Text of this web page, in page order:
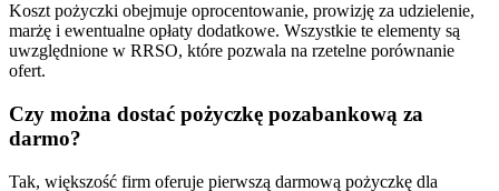
Koszt pożyczki obejmuje oprocentowanie, prowizję za udzielenie,
marżę i ewentualne opłaty dodatkowe. Wszystkie te elementy są
uwzględnione w RRSO, które pozwala na rzetelne porównanie
ofert.
Czy można dostać pożyczkę pozabankową za
darmo?
Tak, większość firm oferuje pierwszą darmową pożyczkę dla